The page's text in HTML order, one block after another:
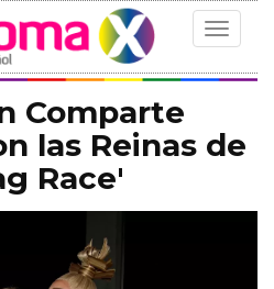
Toggle
Comparte
las Reinas de
Race'